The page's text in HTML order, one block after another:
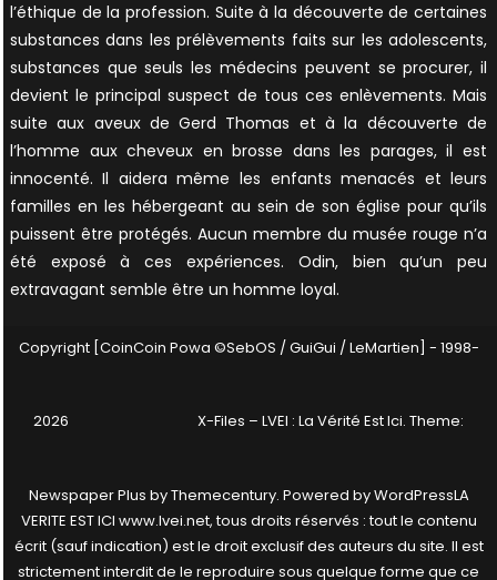
l’éthique de la profession. Suite à la découverte de certaines
substances dans les prélèvements faits sur les adolescents,
substances que seuls les médecins peuvent se procurer, il
devient le principal suspect de tous ces enlèvements. Mais
suite aux aveux de Gerd Thomas et à la découverte de
l’homme aux cheveux en brosse dans les parages, il est
innocenté. Il aidera même les enfants menacés et leurs
familles en les hébergeant au sein de son église pour qu’ils
puissent être protégés. Aucun membre du musée rouge n’a
été exposé à ces expériences. Odin, bien qu’un peu
extravagant semble être un homme loyal.
Copyright [CoinCoin Powa ©SebOS / GuiGui / LeMartien] - 1998-
2026 X-Files – LVEI : La Vérité Est Ici. Theme:
Newspaper Plus byThemecentury. Powered byWordPressLA
VERITE EST ICI www.lvei.net, tous droits réservés : tout le contenu
écrit (sauf indication) est le droit exclusif des auteurs du site. Il est
strictement interdit de le reproduire sous quelque forme que ce